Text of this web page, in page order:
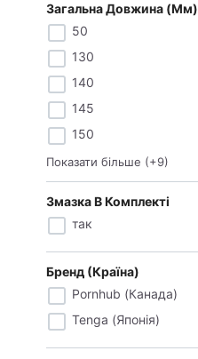
Загальна Довжина (мм)
50
130
140
145
150
Показати більше (+9)
Змазка В Комплекті
так
Бренд (Країна)
Pornhub (Канада)
Tenga (Японія)